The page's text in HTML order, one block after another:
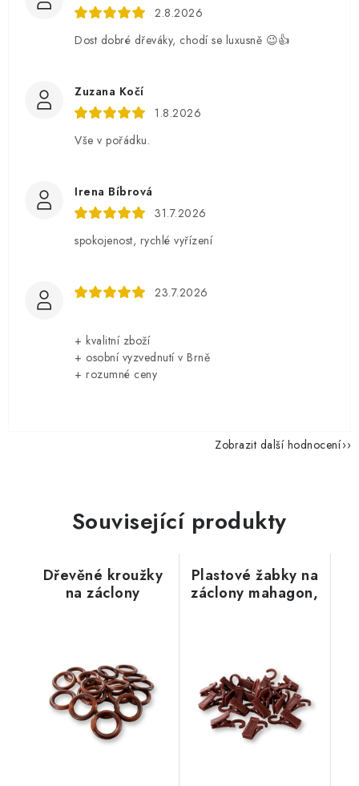
2.8.2026
Dost dobré dřeváky, chodí se luxusně 😉👍
Zuzana Kočí
1.8.2026
Vše v pořádku.
Irena Bíbrová
31.7.2026
spokojenost, rychlé vyřízení
23.7.2026
+ kvalitní zboží
+ osobní vyzvednutí v Brně
+ rozumné ceny
Zobrazit další hodnocení
Související produkty
Dřevěné kroužky
na záclony
Plastové žabky na
záclony mahagon,